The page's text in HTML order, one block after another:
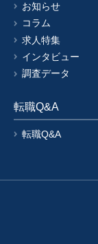
お知らせ
コラム
求人特集
インタビュー
調査データ
転職Q&A
転職Q&A